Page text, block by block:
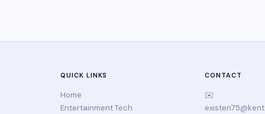
QUICK LINKS
Home
Entertainment Tech
CONTACT
✉️